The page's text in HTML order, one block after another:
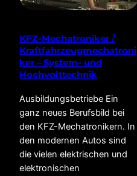
KFZ-Mechatroniker /
Kraftfahrzeugmechatroni
ker – System- und
Hochvolttechnik
Ausbildungsbetriebe Ein
ganz neues Berufsbild bei
den KFZ-Mechatronikern. In
den modernen Autos sind
die vielen elektrischen und
elektronischen